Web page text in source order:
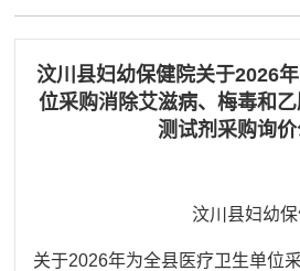
汶川县妇幼保健院关于2026
位采购消除艾滋病、梅毒和
测试剂采购询
汶川县妇幼
关于2026年为全县医疗卫生单位